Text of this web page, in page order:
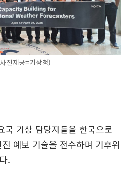
진제공=기상청)
국 기상 담당자들을 한국으로
진 예보 기술을 전수하며 기후위
.